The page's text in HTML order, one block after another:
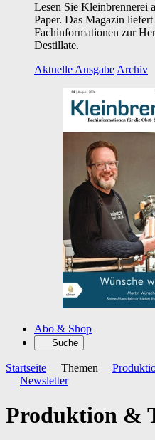
Lesen Sie Kleinbrennerei
Paper. Das Magazin
Fachinformationen zur
Destillate.
Aktuelle Ausgabe Archiv
Abo & Shop
Suche
Startseite Themen
Newsletter
Produktion &